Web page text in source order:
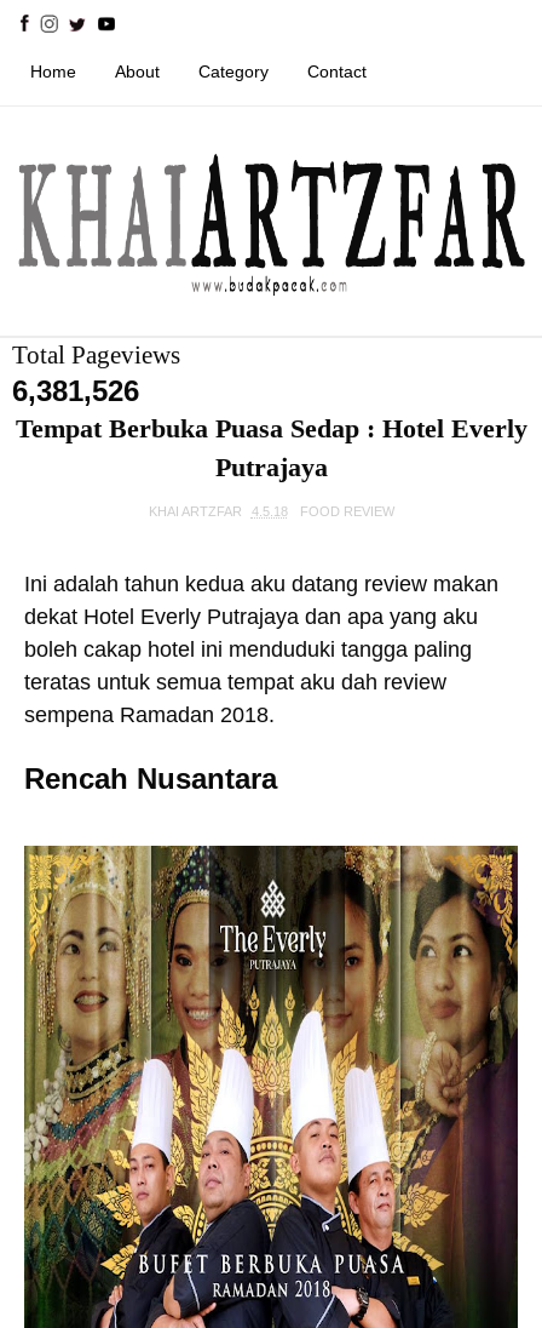
Home About Category Contact
Total Pageviews
6,381,526
Tempat Berbuka Puasa Sedap : Hotel Everly
Putrajaya
KHAI ARTZFAR 4.5.18 FOOD REVIEW
Ini adalah tahun kedua aku datang review makan
dekat Hotel Everly Putrajaya dan apa yang aku
boleh cakap hotel ini menduduki tangga paling
teratas untuk semua tempat aku dah review
sempena Ramadan 2018.
Rencah Nusantara